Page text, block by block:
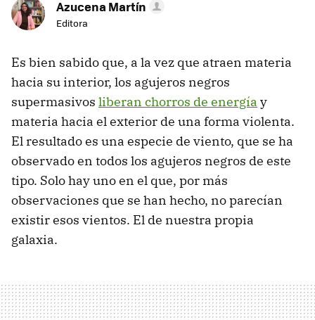
Azucena Martín
Editora
Es bien sabido que, a la vez que atraen materia
hacia su interior, los agujeros negros
supermasivos liberan chorros de energía y
materia hacia el exterior de una forma violenta.
El resultado es una especie de viento, que se ha
observado en todos los agujeros negros de este
tipo. Solo hay uno en el que, por más
observaciones que se han hecho, no parecían
existir esos vientos. El de nuestra propia
galaxia.